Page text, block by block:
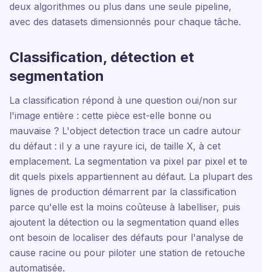
deux algorithmes ou plus dans une seule pipeline,
avec des datasets dimensionnés pour chaque tâche.
Classification, détection et
segmentation
La classification répond à une question oui/non sur
l'image entière : cette pièce est-elle bonne ou
mauvaise ? L'object detection trace un cadre autour
du défaut : il y a une rayure ici, de taille X, à cet
emplacement. La segmentation va pixel par pixel et te
dit quels pixels appartiennent au défaut. La plupart des
lignes de production démarrent par la classification
parce qu'elle est la moins coûteuse à labelliser, puis
ajoutent la détection ou la segmentation quand elles
ont besoin de localiser des défauts pour l'analyse de
cause racine ou pour piloter une station de retouche
automatisée.